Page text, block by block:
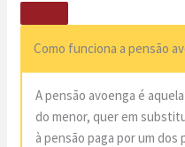
Como funciona a pensão
A pensão avoenga é
do menor, quer em
à pensão paga por um dos